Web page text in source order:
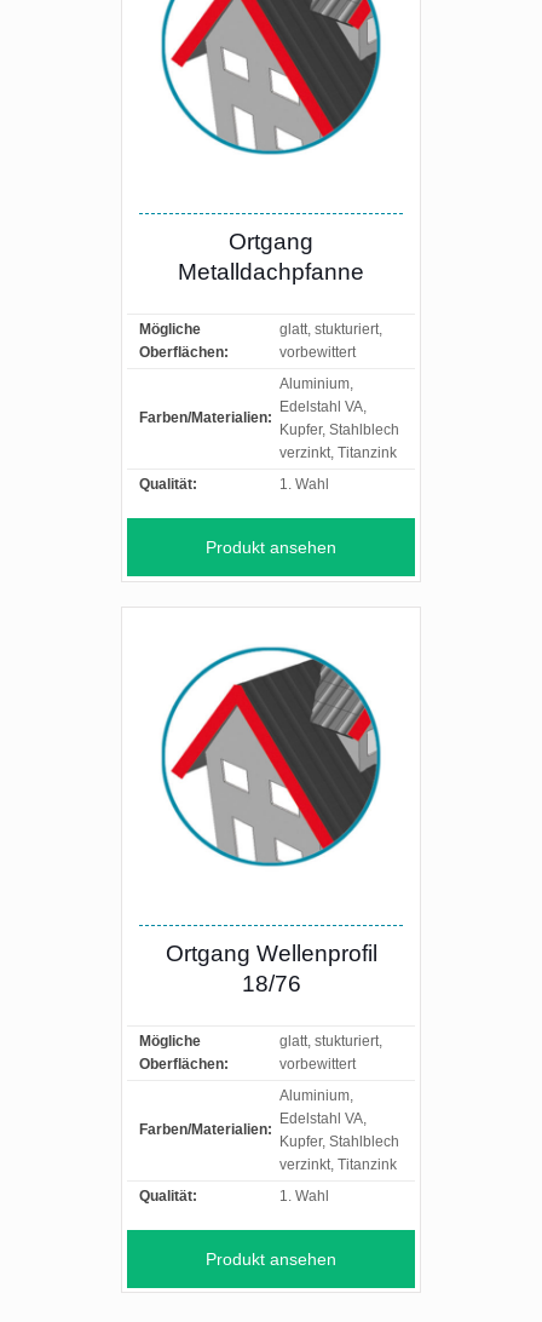
Ortgang
Metalldachpfanne
Mögliche
Oberflächen:
glatt, stukturiert,
vorbewittert
Farben/Materialien:
Aluminium,
Edelstahl VA,
Kupfer, Stahlblech
verzinkt, Titanzink
Qualität:
1. Wahl
Produkt ansehen
Ortgang Wellenprofil
18/76
Mögliche
Oberflächen:
glatt, stukturiert,
vorbewittert
Farben/Materialien:
Aluminium,
Edelstahl VA,
Kupfer, Stahlblech
verzinkt, Titanzink
Qualität:
1. Wahl
Produkt ansehen